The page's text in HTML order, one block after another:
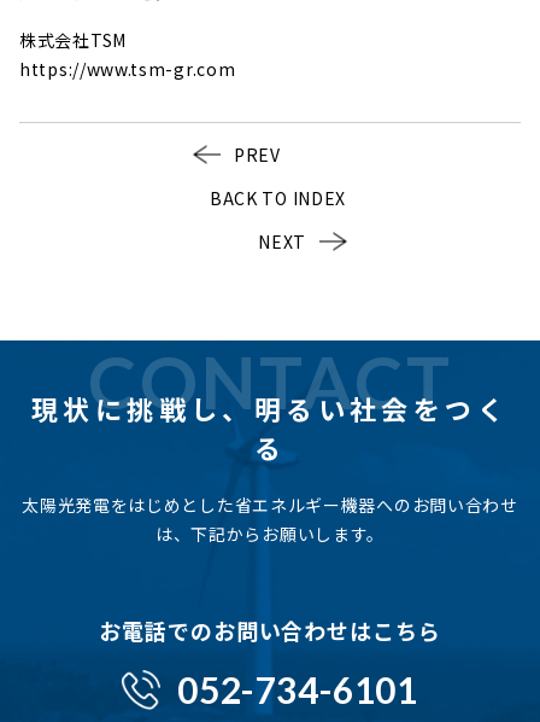
株式会社TSM
https://www.tsm-gr.com
PREV
BACK TO INDEX
NEXT
CONTACT
現状に挑戦し、明るい社会をつく
る
太陽光発電をはじめとした省エネルギー機器へのお問い合わせ
は、下記からお願いします。
お電話でのお問い合わせはこちら
052-734-6101